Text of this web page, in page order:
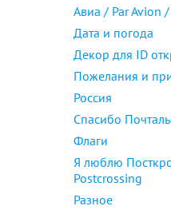
Авиа / Par Avion
Дата и погода
Декор для ID
Пожелания и
Россия
Спасибо
Флаги
Я люблю
Postcrossing
Разное